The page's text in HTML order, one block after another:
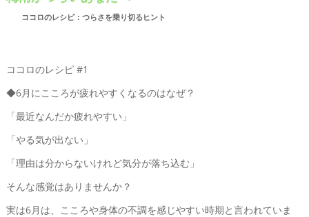
ココロのレシピ：つらさを乗り切るヒント
ココロのレシピ #1
◆6月にこころが疲れやすくなるのはなぜ？
「最近なんだか疲れやすい」
「やる気が出ない」
「理由は分からないけれど気分が落ち込む」
そんな感覚はありませんか？
実は6月は、こころや身体の不調を感じやすい時期と言われていま